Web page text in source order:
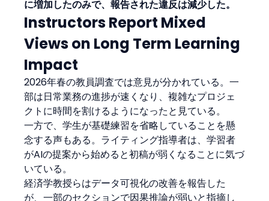
に増加したのみで、報告された違反は減少した。
Instructors Report Mixed
Views on Long Term Learning
Impact
2026年春の教員調査では意見が分かれている。一
部は日常業務の進捗が速くなり、複雑なプロジェ
クトに時間を割けるようになったと見ている。
一方で、学生が基礎練習を省略していることを懸
念する声もある。ライティング指導者は、学習者
がAIの提案から始めると初稿が弱くなることに気づ
いている。
経済学教授らはデータ可視化の改善を報告した
が、一部のセクションで因果推論が弱いと指摘し